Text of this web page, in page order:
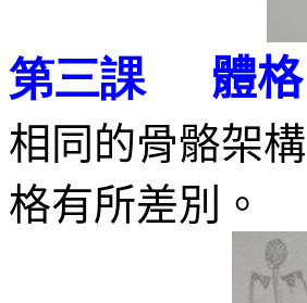
第三課 體格
相同的骨骼架
格有所差別。